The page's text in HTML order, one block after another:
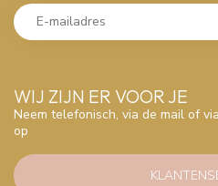
WIJ ZIJN ER VOOR JE
Neem telefonisch, via de mail of
op